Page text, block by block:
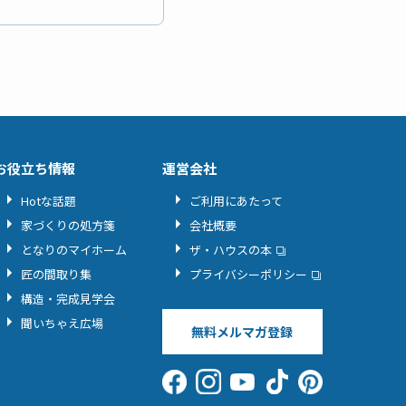
役立ち情報
Hotな話題
家づくりの処方箋
となりのマイホーム
匠の間取り集
構造・完成見学会
聞いちゃえ広場
運営会社
ご利用にあたって
会社概要
ザ・ハウスの本
プライバシーポリシー
無料メルマガ登録